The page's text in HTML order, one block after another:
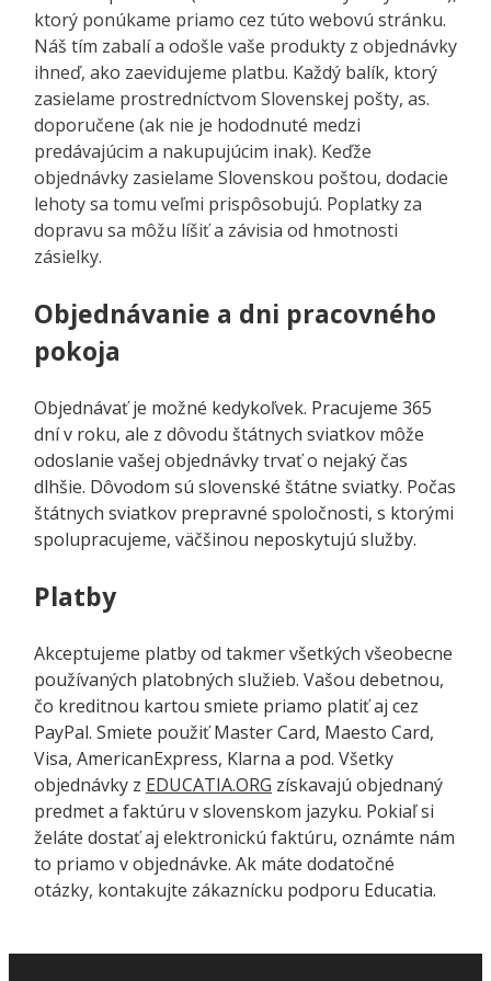
ktorý ponúkame priamo cez túto webovú stránku.
Náš tím zabalí a odošle vaše produkty z objednávky
ihneď, ako zaevidujeme platbu. Každý balík, ktorý
zasielame prostredníctvom Slovenskej pošty, as.
doporučene (ak nie je hododnuté medzi
predávajúcim a nakupujúcim inak). Keďže
objednávky zasielame Slovenskou poštou, dodacie
lehoty sa tomu veľmi prispôsobujú. Poplatky za
dopravu sa môžu líšiť a závisia od hmotnosti
zásielky.
Objednávanie a dni pracovného
pokoja
Objednávať je možné kedykoľvek. Pracujeme 365
dní v roku, ale z dôvodu štátnych sviatkov môže
odoslanie vašej objednávky trvať o nejaký čas
dlhšie. Dôvodom sú slovenské štátne sviatky. Počas
štátnych sviatkov prepravné spoločnosti, s ktorými
spolupracujeme, väčšinou neposkytujú služby.
Platby
Akceptujeme platby od takmer všetkých všeobecne
používaných platobných služieb. Vašou debetnou,
čo kreditnou kartou smiete priamo platiť aj cez
PayPal. Smiete použiť Master Card, Maesto Card,
Visa, AmericanExpress, Klarna a pod. Všetky
objednávky z EDUCATIA.ORG získavajú objednaný
predmet a faktúru v slovenskom jazyku. Pokiaľ si
želáte dostať aj elektronickú faktúru, oznámte nám
to priamo v objednávke. Ak máte dodatočné
otázky, kontakujte zákaznícku podporu Educatia.